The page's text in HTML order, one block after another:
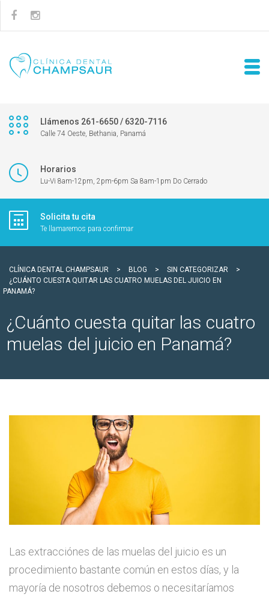
Llámenos 261-6650 / 6320-7116
Calle 74 Oeste, Bethania, Panamá
Horarios
Lu-Vi 8am-12pm, 2pm-6pm Sa 8am-1pm Do Cerrado
Solicita tu cita
Te llamaremos para confirmar
CLÍNICA DENTAL CHAMPSAUR > BLOG > SIN CATEGORIZAR
>
¿CUÁNTO CUESTA QUITAR LAS CUATRO MUELAS DEL JUICIO EN
PANAMÁ?
¿Cuánto cuesta quitar las cuatro
muelas del juicio en Panamá?
Las extracciónes de las muelas del juicio es un
procedimiento bastante común en estos días, y la
mayoría de nosotros debemos o necesitaríamos